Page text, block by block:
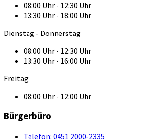
08:00 Uhr - 12:30 Uhr
13:30 Uhr - 18:00 Uhr
Dienstag - Donnerstag
08:00 Uhr - 12:30 Uhr
13:30 Uhr - 16:00 Uhr
Freitag
08:00 Uhr - 12:00 Uhr
Bürgerbüro
Telefon: 0451 2000-2335